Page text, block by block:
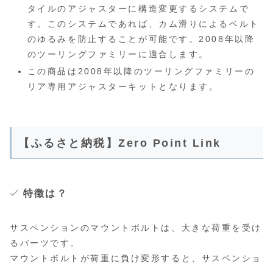
タイルのアジャスターに構造変更するシステムで
す。このシステムであれば、カム滑りによるベルト
のゆるみを防止することが可能です。2008年以降
のツーリングファミリーに適合します。
この商品は2008年以降のツーリングファミリーの
リア専用アジャスターキットとなります。
【ふるさと納税】Zero Point Link
特徴は？
サスペンションのマウントボルトは、大きな荷重を受け
るパーツです。
マウントボルトが荷重に負け変形すると、サスペンショ